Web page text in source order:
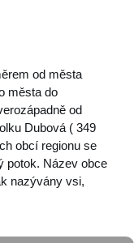
od města
města do
od
Dubová ( 349
obcí regionu se
potok. Název obce
nazývány vsi,